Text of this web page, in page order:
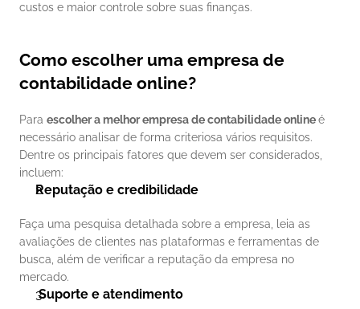
custos e maior controle sobre suas finanças.
Como escolher uma empresa de
contabilidade online?
Para escolher a melhor empresa de contabilidade online é
necessário analisar de forma criteriosa vários requisitos.
Dentre os principais fatores que devem ser considerados,
incluem:
Reputação e credibilidade
Faça uma pesquisa detalhada sobre a empresa, leia as
avaliações de clientes nas plataformas e ferramentas de
busca, além de verificar a reputação da empresa no
mercado.
Suporte e atendimento